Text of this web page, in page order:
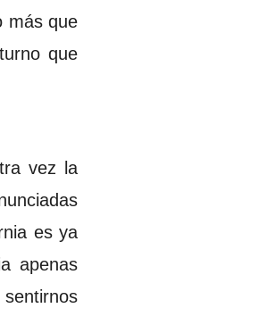
más que
que
vez la
es ya
apenas